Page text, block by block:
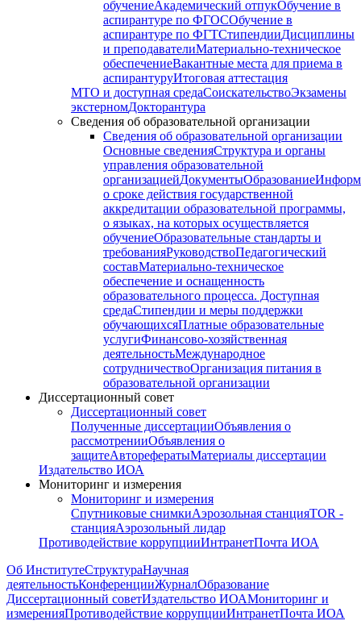
обучениеАкадемический отпукОбучение в
аспирантуре по ФГОСОбучение в
аспирантуре по ФГТСтипендииДисциплины
и преподавателиМатериально-техническое
обеспечениеВакантные места для приема в
аспирантуруИтоговая аттестация
МТО и доступная средаСоискательствоЭкзамены
экстерномДокторантура
Сведения об образовательной организации
Сведения об образовательной организации
Основные сведенияСтруктура и органы
управления образовательной
организациейДокументыОбразование
о сроке действия государственной
аккредитации образовательной программы,
о языках, на которых осуществляется
обучениеОбразовательные стандарты и
требованияРуководствоПедагогический
составМатериально-техническое
обеспечение и оснащенность
образовательного процесса. Доступная
средаСтипендии и меры поддержки
обучающихсяПлатные образовательные
услугиФинансово-хозяйственная
деятельностьМеждународное
сотрудничествоОрганизация питания в
образовательной организации
Диссертационный совет
Диссертационный совет
Полученные диссертацииОбъявления о
рассмотренииОбъявления о
защитеАвторефератыМатериалы диссертации
Издательство ИОА
Мониторинг и измерения
Мониторинг и измерения
Спутниковые снимкиАэрозольная станцияTOR -
станцияАэрозольный лидар
Противодействие коррупцииИнтранетПочта ИОА
Об ИнститутеСтруктураНаучная
деятельностьКонференцииЖурналОбразование
Диссертационный советИздательство ИОАМониторинг и
измеренияПротиводействие коррупцииИнтранетПочта ИОА